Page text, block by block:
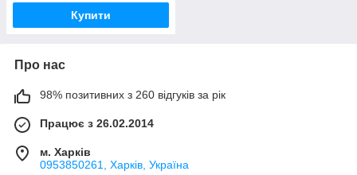
Купити
Про нас
98% позитивних з 260 відгуків за рік
Працює з 26.02.2014
м. Харків
0953850261, Харків, Україна